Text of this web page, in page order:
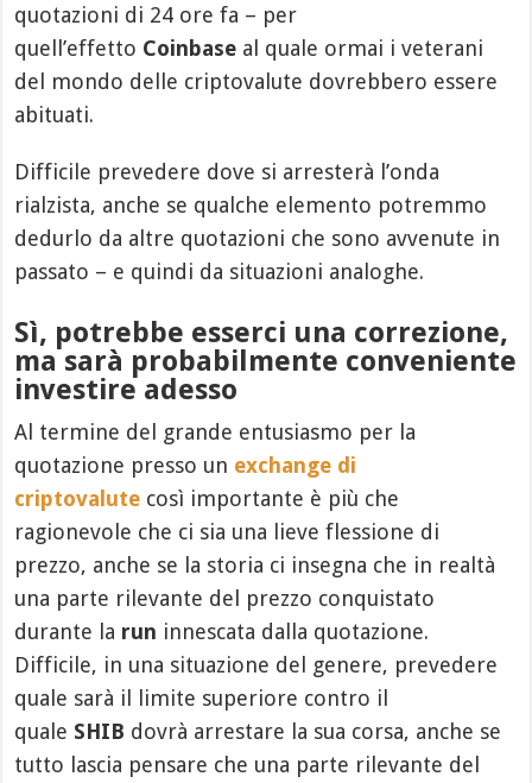
quotazioni di 24 ore fa – per
quell’effetto Coinbase al quale ormai i veterani
del mondo delle criptovalute dovrebbero essere
abituati.
Difficile prevedere dove si arresterà l’onda
rialzista, anche se qualche elemento potremmo
dedurlo da altre quotazioni che sono avvenute in
passato – e quindi da situazioni analoghe.
Sì, potrebbe esserci una correzione,
ma sarà probabilmente conveniente
investire adesso
Al termine del grande entusiasmo per la
quotazione presso un exchange di
criptovalute così importante è più che
ragionevole che ci sia una lieve flessione di
prezzo, anche se la storia ci insegna che in realtà
una parte rilevante del prezzo conquistato
durante la run innescata dalla quotazione.
Difficile, in una situazione del genere, prevedere
quale sarà il limite superiore contro il
quale SHIB dovrà arrestare la sua corsa, anche se
tutto lascia pensare che una parte rilevante del